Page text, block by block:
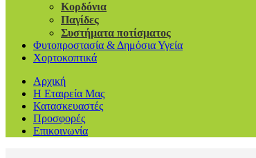
Κορδόνια
Παγίδες
Συστήματα ποτίσματος
Φυτοπροστασία & Δημόσια Υγεία
Χορτοκοπτικά
Αρχική
Η Εταιρεία Μας
Κατασκευαστές
Προσφορές
Επικοινωνία